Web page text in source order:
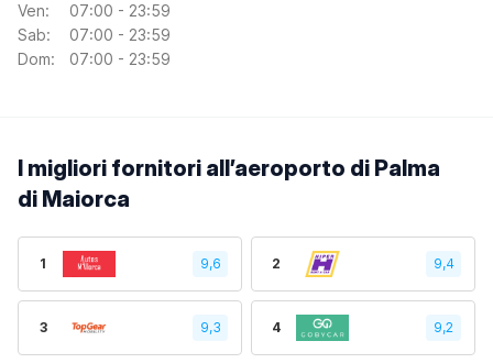
Ven:
07:00 - 23:59
Sab:
07:00 - 23:59
Dom:
07:00 - 23:59
I migliori fornitori all’aeroporto di Palma
di Maiorca
1 9,6 2 9,4
3 9,3 4 9,2